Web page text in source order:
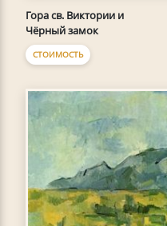
Гора св. Виктории и
Чёрный замок
СТОИМОСТЬ